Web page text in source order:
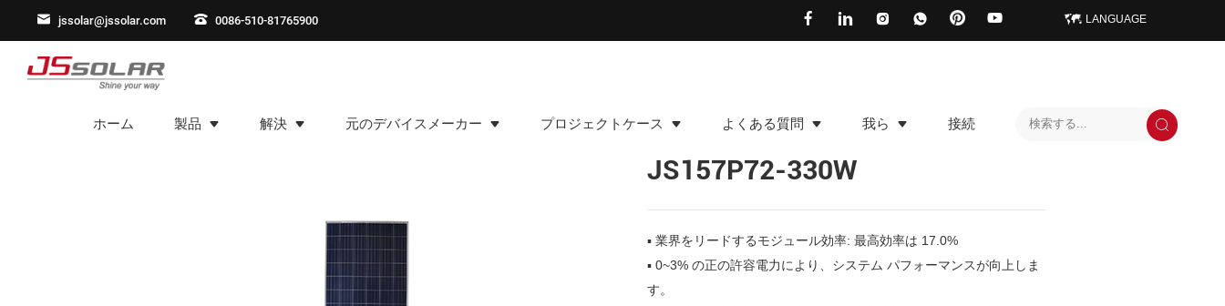
jssolar@jssolar.com 0086-510-81765900 LANGUAGE
ホーム 製品 解決 元のデバイスメーカー プロジェクトケース よくある質問 我ら 接続
JS157P72-330W
▪ 業界をリードするモジュール効率: 最高効率は 17.0%
▪ 0~3% の正の許容電力により、システム パフォーマンスが向上しま
す。